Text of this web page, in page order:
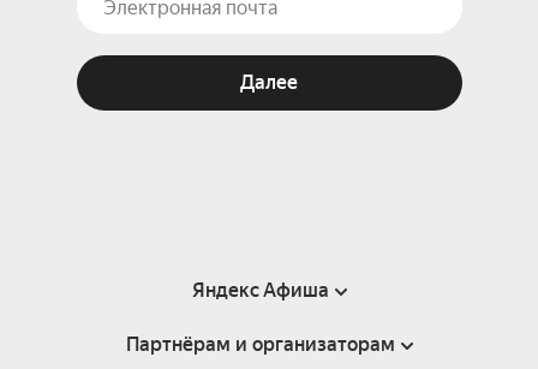
Далее
Яндекс Афиша
Справка
Партнёрам и организаторам